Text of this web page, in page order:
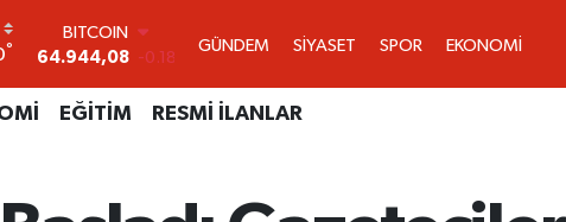
°
DOLAR
47,7436 0.18
55,2510 0.32
6660.55
GÜNDEM SİYASET SPOR EKONOMİ
EĞİTİM RESMİ İLANLAR